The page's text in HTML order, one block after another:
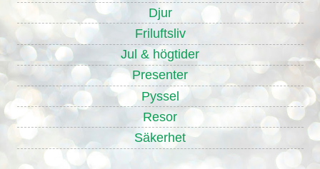
Djur
Friluftsliv
Jul & högtider
Presenter
Pyssel
Resor
Säkerhet